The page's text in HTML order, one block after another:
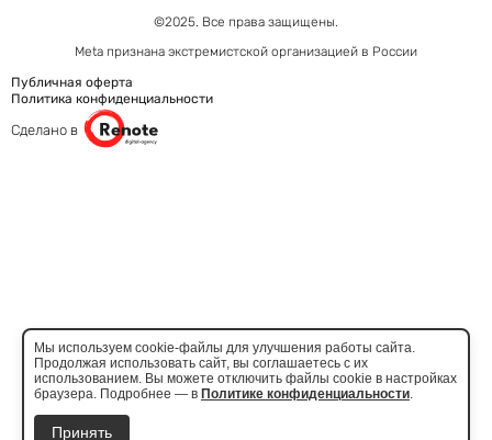
©2025. Все права защищены.
Meta признана экстремистcкой организацией в России
Публичная оферта
Политика конфиденциальности
Сделано в
Мы используем cookie-файлы для улучшения работы сайта.
Продолжая использовать сайт, вы соглашаетесь с их
использованием. Вы можете отключить файлы cookie в настройках
браузера. Подробнее — в Политике конфиденциальности.
Принять